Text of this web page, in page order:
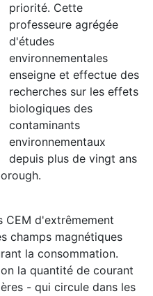
priorité. Cette
professeure agrégée
d'études
environnementales
enseigne et effectue des
recherches sur les effets
biologiques des
contaminants
environnementaux
depuis plus de vingt ans
CEM d'extrêmement
champs magnétiques
la consommation.
la quantité de courant
- qui circule dans les